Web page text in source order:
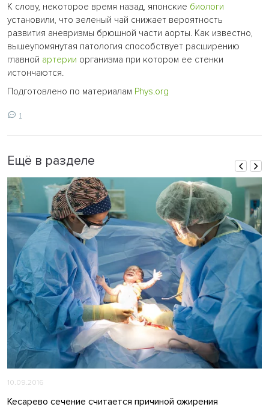
К слову, некоторое время назад, японские биологи
установили, что зеленый чай снижает вероятность
развития аневризмы брюшной части аорты. Как известно,
вышеупомянутая патология способствует расширению
главной артерии организма при котором ее стенки
истончаются.
Подготовлено по материалам Phys.org
1
Ещё в разделе
10.09.2016
Кесарево сечение считается причиной ожирения